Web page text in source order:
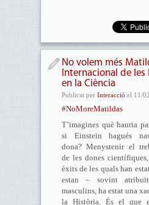
No volem més
Internacional de les
en la Ciència
Publicat per Interacció el 11/
#NoMoreMatildas
T’imagines què hauria
si Einstein hagués
dona? Menystenir el
de les dones
èxits de les quals han
estan – sovint
masculins, ha estat una
la Història. És el que